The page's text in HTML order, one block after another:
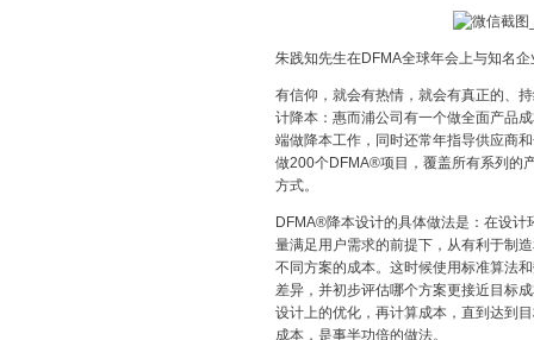
朱践知先生在DFMA全球年会上与知名企
有信仰，就会有热情，就会有真正的、
计降本：惠而浦公司有一个做全面产品
端做降本工作，同时还常年指导供应商
做200个DFMA®项目，覆盖所有系列的
方式。
DFMA®降本设计的具体做法是：在设
量满足用户需求的前提下，从有利于制
不同方案的成本。这时候使用标准算法
差异，并初步评估哪个方案更接近目标
设计上的优化，再计算成本，直到达到
成本，是事半功倍的做法。